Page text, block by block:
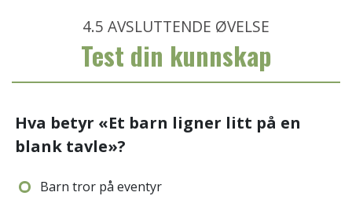
4.5 AVSLUTTENDE ØVELSE
Test din kunnskap
Hva betyr «Et barn ligner litt på en
blank tavle»?
Barn tror på eventyr